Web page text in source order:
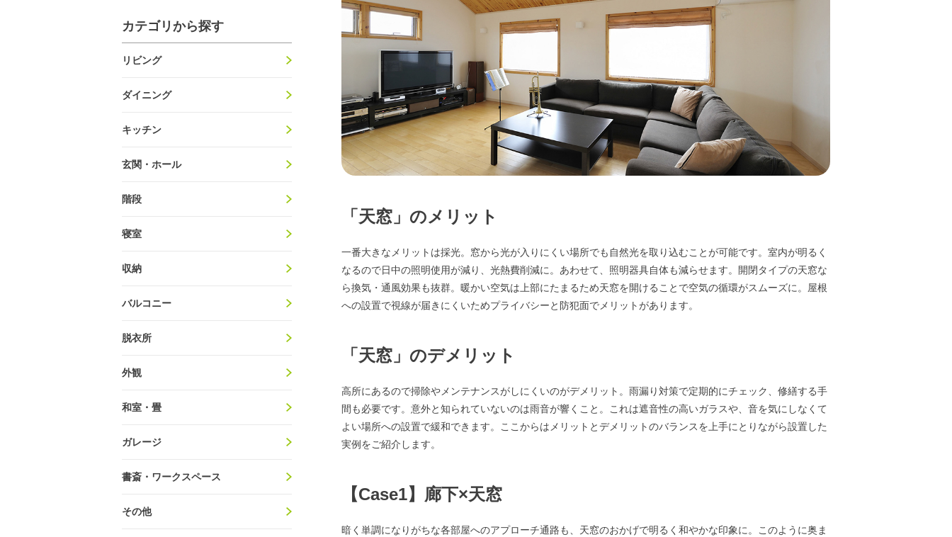
「天窓」のメリット
一番大きなメリットは採光。窓から光が入りにくい場所でも自然光を取り込むことが可能です。室内が明るく
なるので日中の照明使用が減り、光熱費削減に。あわせて、照明器具自体も減らせます。開閉タイプの天窓な
ら換気・通風効果も抜群。暖かい空気は上部にたまるため天窓を開けることで空気の循環がスムーズに。屋根
への設置で視線が届きにくいためプライバシーと防犯面でメリットがあります。
「天窓」のデメリット
高所にあるので掃除やメンテナンスがしにくいのがデメリット。雨漏り対策で定期的にチェック、修繕する手
間も必要です。意外と知られていないのは雨音が響くこと。これは遮音性の高いガラスや、音を気にしなくて
よい場所への設置で緩和できます。ここからはメリットとデメリットのバランスを上手にとりながら設置した
実例をご紹介します。
【Case1】廊下×天窓
暗く単調になりがちな各部屋へのアプローチ通路も、天窓のおかげで明るく和やかな印象に。このように奥ま
カテゴリから探す
リビング
ダイニング
キッチン
玄関・ホール
階段
寝室
収納
バルコニー
脱衣所
外観
和室・畳
ガレージ
書斎・ワークスペース
その他